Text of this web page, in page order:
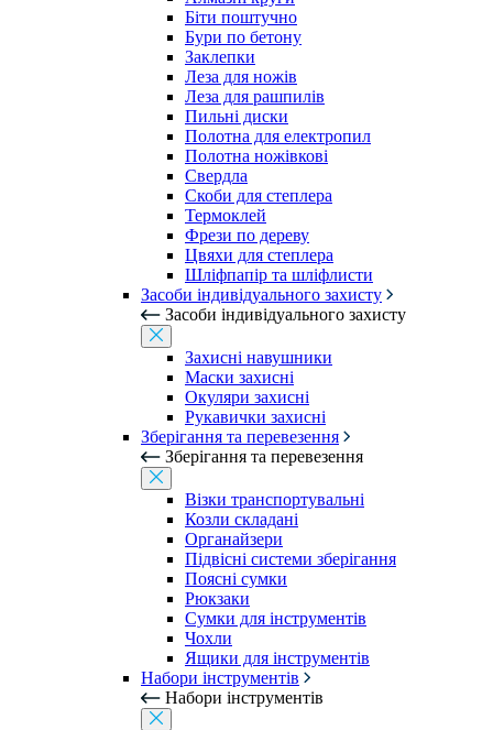
Біти поштучно
Бури по бетону
Заклепки
Леза для ножів
Леза для рашпилів
Пильні диски
Полотна для електропил
Полотна ножівкові
Свердла
Скоби для степлера
Термоклей
Фрези по дереву
Цвяхи для степлера
Шліфпапір та шліфлисти
Засоби індивідуального захисту
Засоби індивідуального захисту
Захисні навушники
Маски захисні
Окуляри захисні
Рукавички захисні
Зберігання та перевезення
Зберігання та перевезення
Візки транспортувальні
Козли складані
Органайзери
Підвісні системи зберігання
Поясні сумки
Рюкзаки
Сумки для інструментів
Чохли
Ящики для інструментів
Набори інструментів
Набори інструментів